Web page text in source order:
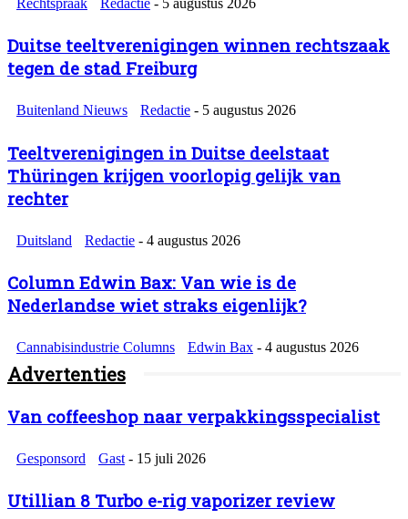
Duitse teeltverenigingen winnen rechtszaak
tegen de stad Freiburg
Buitenland Nieuws Redactie - 5 augustus 2026
Teeltverenigingen in Duitse deelstaat
Thüringen krijgen voorlopig gelijk van
rechter
Duitsland Redactie - 4 augustus 2026
Column Edwin Bax: Van wie is de
Nederlandse wiet straks eigenlijk?
Cannabisindustrie Columns Edwin Bax - 4 augustus 2026
Advertenties
Van coffeeshop naar verpakkingsspecialist
Gesponsord Gast - 15 juli 2026
Utillian 8 Turbo e-rig vaporizer review